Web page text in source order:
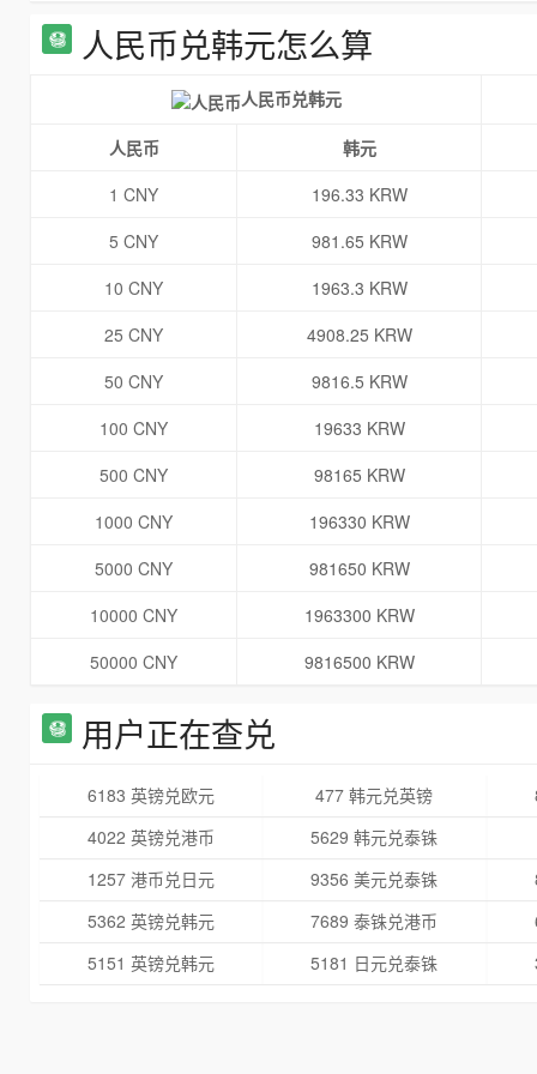
人民币兑韩元怎么算
人民币兑韩元
人民币
韩元
1 CNY
196.33 KRW
5 CNY
981.65 KRW
10 CNY
1963.3 KRW
25 CNY
4908.25 KRW
50 CNY
9816.5 KRW
100 CNY
19633 KRW
500 CNY
98165 KRW
1000 CNY
196330 KRW
5000 CNY
981650 KRW
10000 CNY
1963300 KRW
50000 CNY
9816500 KRW
用户正在查兑
6183 英镑兑欧元 477 韩元兑英镑
4022 英镑兑港币
5629 韩元兑泰铢
1257 港币兑日元
9356 美元兑泰铢
5362 英镑兑韩元
7689 泰铢兑港币
5151 英镑兑韩元
5181 日元兑泰铢